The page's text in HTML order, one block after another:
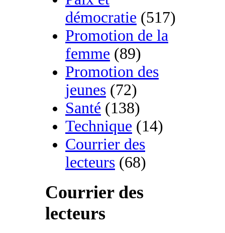
démocratie (517)
Promotion de la
femme (89)
Promotion des
jeunes (72)
Santé (138)
Technique (14)
Courrier des
lecteurs (68)
Courrier des
lecteurs